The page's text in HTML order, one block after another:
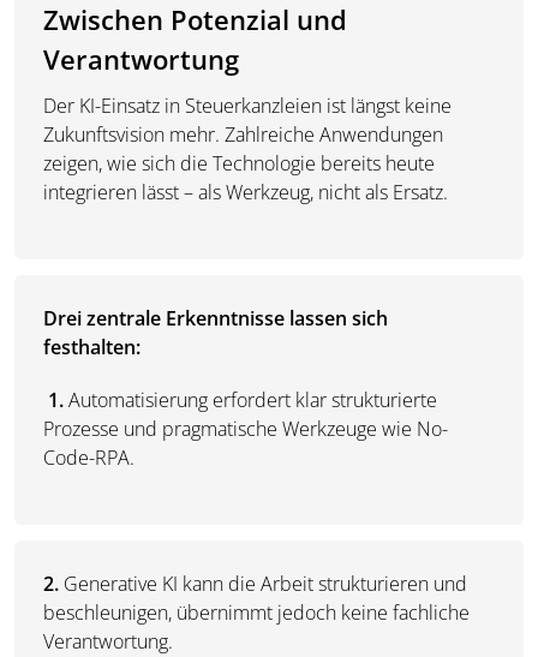
Zwischen Potenzial und
Verantwortung
Der KI-Einsatz in Steuerkanzleien ist längst keine
Zukunftsvision mehr. Zahlreiche Anwendungen
zeigen, wie sich die Technologie bereits heute
integrieren lässt – als Werkzeug, nicht als Ersatz.
Drei zentrale Erkenntnisse lassen sich
festhalten:
1.Automatisierung erfordert klar strukturierte
Prozesse und pragmatische Werkzeuge wie No-
Code-RPA.
2. Generative KI kann die Arbeit strukturieren und
beschleunigen, übernimmt jedoch keine fachliche
Verantwortung.